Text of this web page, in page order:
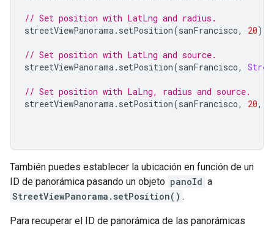
// Set position with LatLng and radius.
streetViewPanorama . setPosition(sanFrancisco, 20)
// Set position with LatLng and source.
streetViewPanorama . setPosition(sanFrancisco,
// Set position with LaLng, radius and source.
streetViewPanorama . setPosition(sanFrancisco, 20,
También puedes establecer la ubicación en función de un
ID de panorámica pasando un objeto panoId a
StreetViewPanorama.setPosition() .
Para recuperar el ID de panorámica de las panorámicas